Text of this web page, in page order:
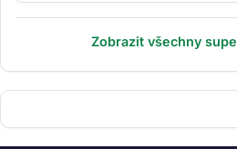
Zobrazit všechny